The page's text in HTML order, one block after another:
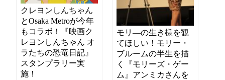
モリ―の生き様を観
てほしい！モリー・
ブルームの半生を描
く『モリーズ・ゲー
ム』アンミカさんを
クレヨンしんちゃん
とOsaka Metroが今年
もコラボ！『映画ク
レヨンしんちゃん オ
ラたちの恐竜日記』
スタンプラリー実
施！